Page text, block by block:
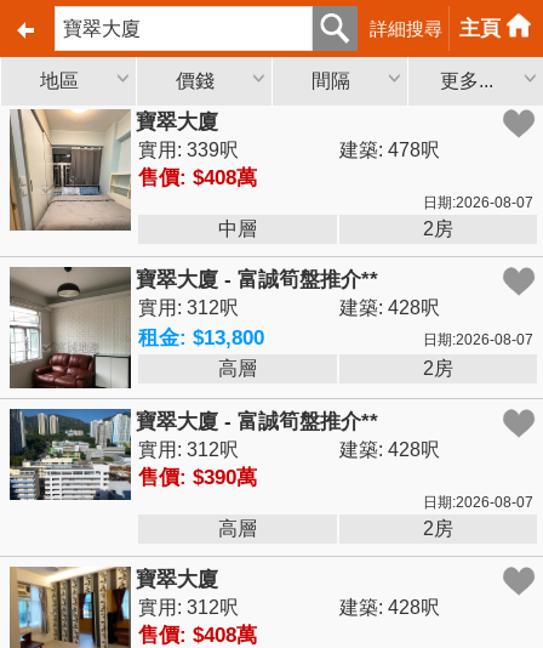
詳細搜尋 主頁
地區 價錢 間隔 更多...
寶翠大廈
實用: 339呎 建築: 478呎
售價: $408萬
日期:2026-08-07
中層 2房
寶翠大廈 - 富誠筍盤推介**
實用: 312呎 建築: 428呎
租金: $13,800 日期:2026-08-07
高層 2房
寶翠大廈 - 富誠筍盤推介**
實用: 312呎 建築: 428呎
售價: $390萬
日期:2026-08-07
高層 2房
寶翠大廈
實用: 312呎 建築: 428呎
售價: $408萬